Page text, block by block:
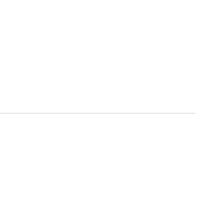
Die Uhr lässt sich zudem komfortabel laden,
Dank Snap-On-Technologie ist die Montage
Kratz- und Stoßfestigkeit
in einer Lösung gesichert
durch umlaufende Dichtung
& Laden wie gewohnt nutzbar
aufkleben – rückstandsfrei entfernbar